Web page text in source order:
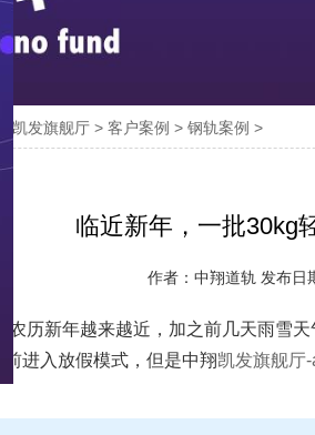
18100332293
凯发旗舰厅 > 客户案例 > 钢轨案例 >
临近新年，一批30kg
作者：中翔道轨 发布日
新年越来越近，加之前几天雨雪天
进入放假模式，但是中翔凯发旗舰厅